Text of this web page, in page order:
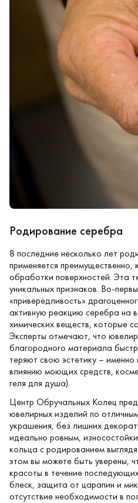
Родирование серебра
В последние несколько лет
применяется
обработки поверхностей. Эта
уникальных признаков. Во-
«привередливость»
активную реакцию серебра на
химических веществ, которые
Эксперты отмечают, что
благородного материала
теряют свою эстетику –
влиянию моющих средств,
геля для душа).
Центр Обручальных Колец
ювелирных изделий по
украшения, без лишних
идеально ровным,
кольца с родированием
этом вы можете быть уверены,
красоты в течение
блеск, защита от царапин и
отсутствие необходимости в